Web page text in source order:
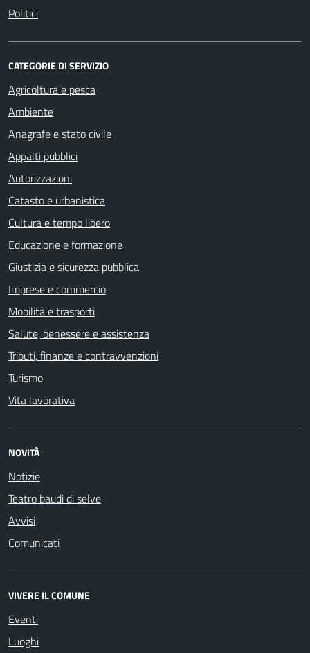
Politici
CATEGORIE DI SERVIZIO
Agricoltura e pesca
Ambiente
Anagrafe e stato civile
Appalti pubblici
Autorizzazioni
Catasto e urbanistica
Cultura e tempo libero
Educazione e formazione
Giustizia e sicurezza pubblica
Imprese e commercio
Mobilità e trasporti
Salute, benessere e assistenza
Tributi, finanze e contravvenzioni
Turismo
Vita lavorativa
NOVITÀ
Notizie
Teatro baudi di selve
Avvisi
Comunicati
VIVERE IL COMUNE
Eventi
Luoghi